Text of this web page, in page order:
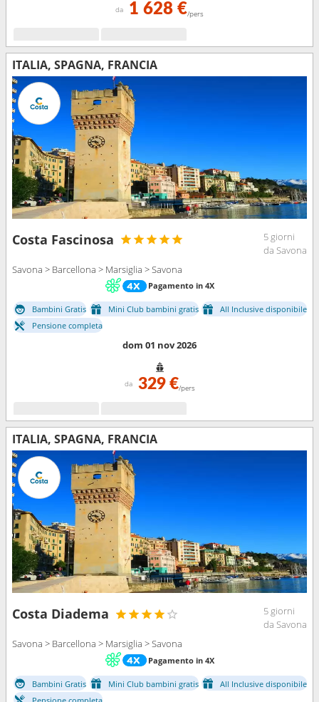
da 1 628 €/pers
ITALIA, SPAGNA, FRANCIA
Costa Fascinosa
5 giorni
da Savona
Savona > Barcellona > Marsiglia > Savona
Pagamento in 4X
Bambini Gratis Mini Club bambini gratis
All Inclusive disponibile
Pensione completa
dom 01 nov 2026
da 329 €/pers
ITALIA, SPAGNA, FRANCIA
Costa Diadema
5 giorni
da Savona
Savona > Barcellona > Marsiglia > Savona
Pagamento in 4X
Bambini Gratis Mini Club bambini gratis
All Inclusive disponibile